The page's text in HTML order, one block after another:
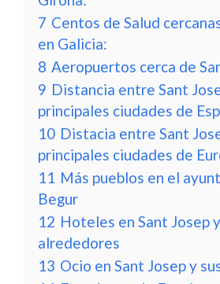
7 Centos de Salud
en Galicia:
8 Aeropuertos cerca de
9 Distancia entre Sant
principales ciudades de
10 Distacia entre Sant
principales ciudades de
11 Más pueblos en el
Begur
12 Hoteles en Sant Josep
alrededores
13 Ocio en Sant Josep y